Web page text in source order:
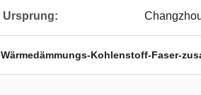
Ursprung:
Wärmedämmungs-Kohlenstoff-Faser-